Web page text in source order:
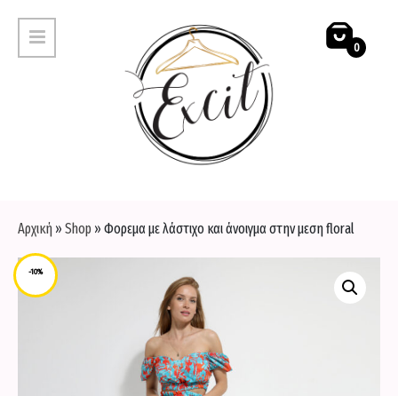
0
Αρχική » Shop » Φορεμα με λάστιχο και άνοιγμα στην μεση floral
-10%